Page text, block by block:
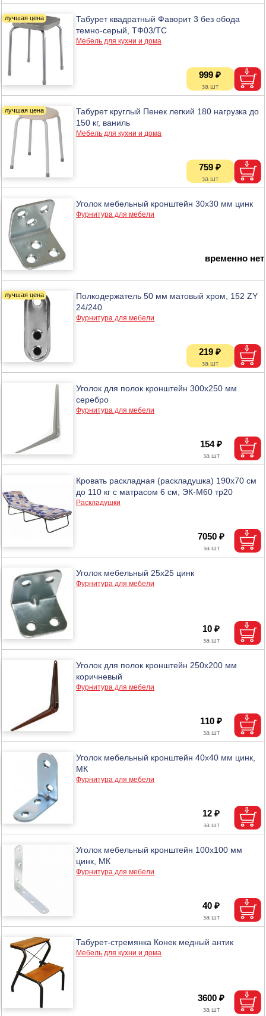
Табурет квадратный Фаворит 3 без обода
темно-серый, ТФ03/ТС
Мебель для кухни и дома
999 ₽
Табурет круглый Пенек легкий 180 нагрузка до
150 кг, ваниль
Мебель для кухни и дома
759 ₽
Уголок мебельный кронштейн 30х30 мм цинк
Фурнитура для мебели
временно нет
Полкодержатель 50 мм матовый хром, 152 ZY
24/240
Фурнитура для мебели
219 ₽
Уголок для полок кронштейн 300х250 мм
серебро
Фурнитура для мебели
154 ₽
Кровать раскладная (раскладушка) 190х70 см
до 110 кг с матрасом 6 см, ЭК-М60 тр20
Раскладушки
7050 ₽
Уголок мебельный 25х25 цинк
Фурнитура для мебели
10 ₽
Уголок для полок кронштейн 250х200 мм
коричневый
Фурнитура для мебели
110 ₽
Уголок мебельный кронштейн 40х40 мм цинк,
МК
Фурнитура для мебели
12 ₽
Уголок мебельный кронштейн 100х100 мм
цинк, МК
Фурнитура для мебели
40 ₽
Табурет-стремянка Конек медный антик
Мебель для кухни и дома
3600 ₽